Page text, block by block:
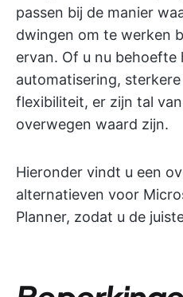
passen bij de manier
dwingen om te werken
ervan. Of u nu behoefte
automatisering,
flexibiliteit, er zijn tal
overwegen waard zijn.
Hieronder vindt u een
alternatieven voor
Planner, zodat u de